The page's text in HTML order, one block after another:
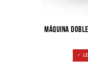
MÁQUINA